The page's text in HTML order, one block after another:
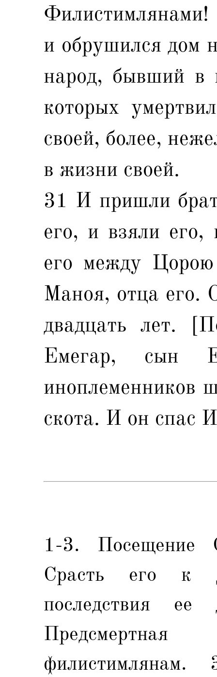
и обрушился дом
народ, бывший
которых
своей, более,
в жизни своей.
31 И пришли
его, и взяли
его между
Маноя, отца его.
двадцать лет.
Емегар, сын
иноплеменников
скота. И он спас
1-3. Посещение
Срасть его к
последствия